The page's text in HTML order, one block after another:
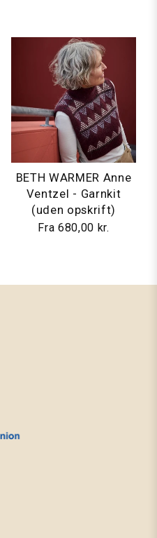
BETH WARMER Anne
Ventzel - Garnkit
(uden opskrift)
Fra 680,00 kr.